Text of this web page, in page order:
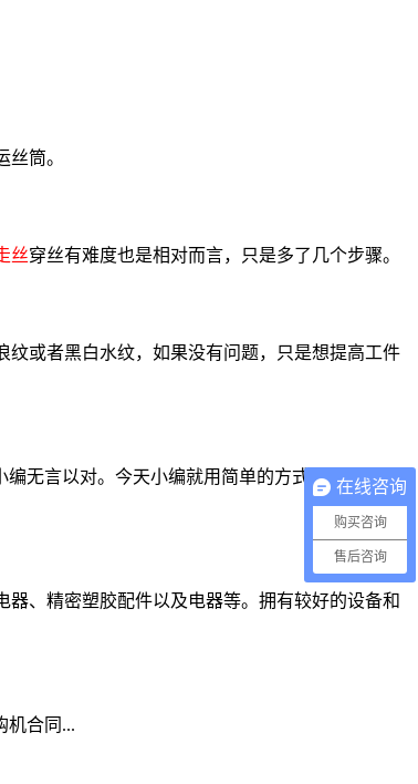
筒。
丝穿丝有难度也是相对而言，只是多了几个步骤。
或者黑白水纹，如果没有问题，只是想提高工件
无言以对。今天小编就用简单的方式来讲讲 中走
、精密塑胶配件以及电器等。拥有较好的设备和
机合同...
在线咨询
购买咨询
售后咨询